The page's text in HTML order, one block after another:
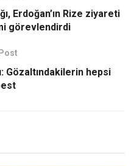
Erdoğan’ın Rize ziyareti
görevlendirdi
Gözaltındakilerin hepsi